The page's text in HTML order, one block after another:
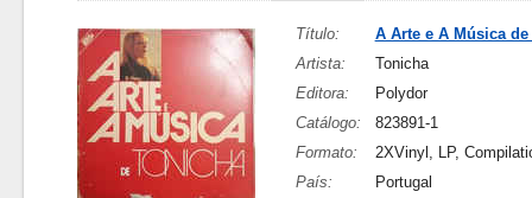
Título:
A Arte e A Música
Artista:
Tonicha
Editora:
Polydor
Catálogo:
823891-1
Formato:
2XVinyl, LP,
País:
Portugal